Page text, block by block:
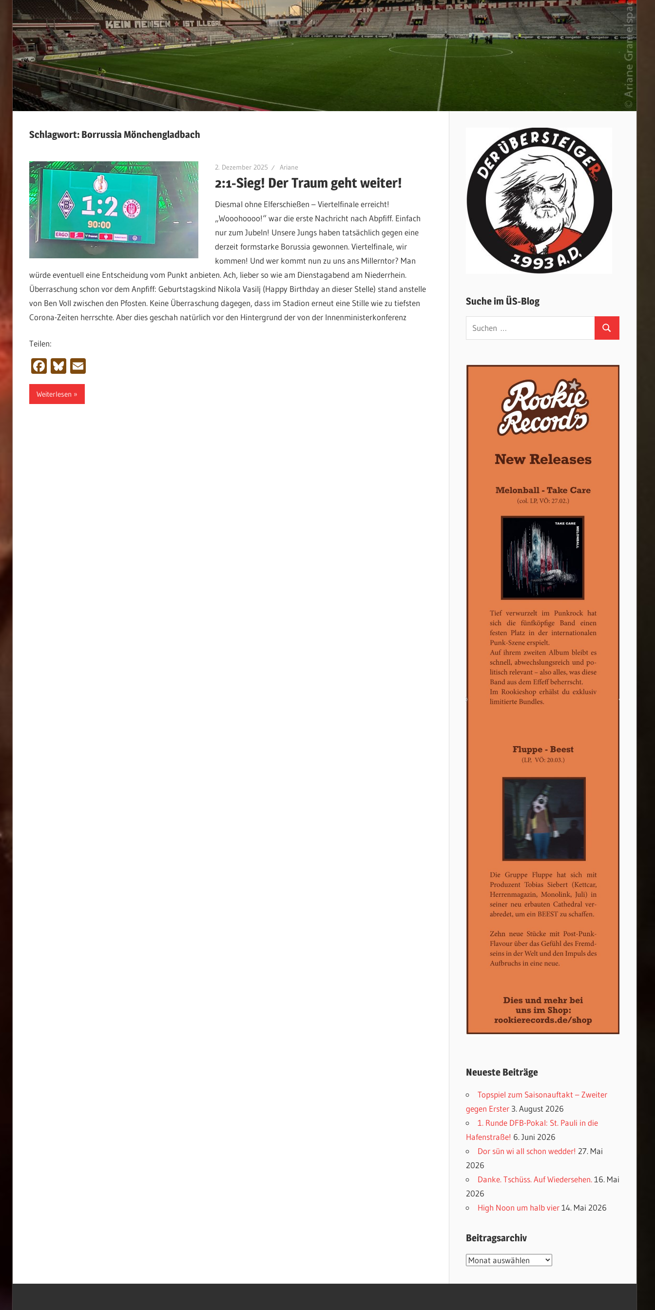
Schlagwort: Borrussia Mönchengladbach
2. Dezember 2025 Ariane
2:1-Sieg! Der Traum geht weiter!
Diesmal ohne Elferschießen – Viertelfinale erreicht!
„Wooohoooo!“ war die erste Nachricht nach Abpfiff. Einfach
nur zum Jubeln! Unsere Jungs haben tatsächlich gegen eine
derzeit formstarke Borussia gewonnen. Viertelfinale, wir
kommen! Und wer kommt nun zu uns ans Millerntor? Man
würde eventuell eine Entscheidung vom Punkt anbieten. Ach, lieber so wie am Dienstagabend am Niederrhein.
Überraschung schon vor dem Anpfiff: Geburtstagskind Nikola Vasilj (Happy Birthday an dieser Stelle) stand anstelle
von Ben Voll zwischen den Pfosten. Keine Überraschung dagegen, dass im Stadion erneut eine Stille wie zu tiefsten
Corona-Zeiten herrschte. Aber dies geschah natürlich vor den Hintergrund der von der Innenministerkonferenz
Teilen:
Facebook
Bluesky
Email
Weiterlesen
Suche im ÜS-Blog
Suchen
nach:
Suchen
Neueste Beiträge
Topspiel zum Saisonauftakt – Zweiter
gegen Erster 3. August 2026
1. Runde DFB-Pokal: St. Pauli in die
Hafenstraße! 6. Juni 2026
Dor sün wi all schon wedder! 27. Mai
2026
Danke. Tschüss. Auf Wiedersehen. 16. Mai
2026
High Noon um halb vier 14. Mai 2026
Beitragsarchiv
Beitragsarchiv